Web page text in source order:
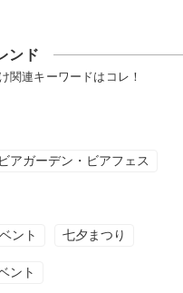
ンド
関連キーワードはコレ！
ビアガーデン・ビアフェス
ント 七夕まつり
ント